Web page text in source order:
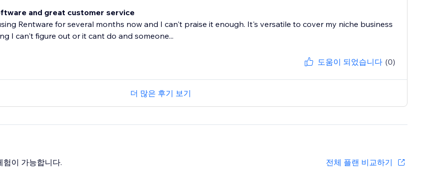
and great customer service
Rentware for several months now and I can't praise it enough. It's versatile to cover my niche business
I can't figure out or it cant do and someone...
도움이 되었습니다 (0)
더 많은 후기 보기
험이 가능합니다. 전체 플랜 비교하기